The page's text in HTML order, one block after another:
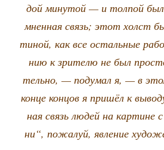
дой мину­той — и тол­пой
мнен­ная связь; этот холст
ти­ной, как все осталь­ные
нию к зри­те­лю не был
тель­но, — поду­мал я, — в
кон­це кон­цов я при­шёл к
ная связь людей на
ни“, пожа­луй, явле­ние